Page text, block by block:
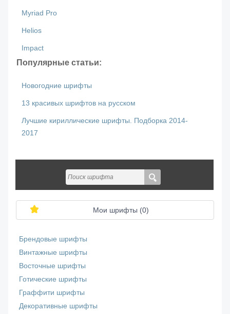
Myriad Pro
Helios
Impact
Популярные статьи:
Новогодние шрифты
13 красивых шрифтов на русском
Лучшие кириллические шрифты. Подборка 2014-
2017
Мои шрифты (0)
Брендовые шрифты
Винтажные шрифты
Восточные шрифты
Готические шрифты
Граффити шрифты
Декоративные шрифты